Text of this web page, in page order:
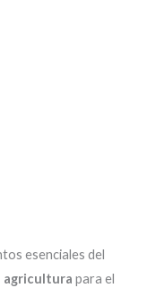
esenciales del
agricultura para el